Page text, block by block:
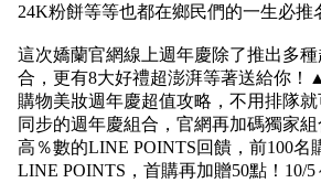
24K粉餅等等也都在鄉民們的一生必推
這次嬌蘭官網線上週年慶除了推出多
合，更有8大好禮超澎湃等著送給你
購物美妝週年慶超值攻略，不用排隊
同步的週年慶組合，官網再加碼獨家組
高％數的LINE POINTS回饋，前100名
LINE POINTS，首購再加贈50點！10/5